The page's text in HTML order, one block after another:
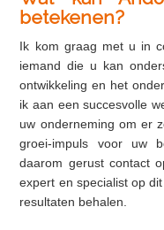
betekenen?
Ik kom graag met u in
iemand die u kan
ontwikkeling en het
ik aan een succesvolle
uw onderneming om er
groei-impuls voor uw
daarom gerust contact
expert en specialist op
resultaten behalen.